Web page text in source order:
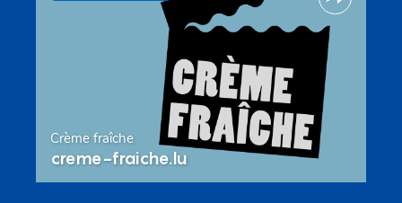
Crème fraîche
creme-fraiche.lu